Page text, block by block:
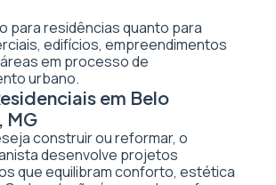
para residências quanto para
edifícios, empreendimentos
em processo de
urbano.
em Belo
MG
construir ou reformar, o
desenvolve projetos
que equilibram conforto, estética